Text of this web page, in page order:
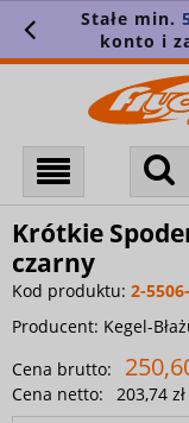
Stałe min.
konto i
Krótkie
czarny
Kod produktu: 2-
Producent: Kegel-
Cena brutto:
Cena netto: 203,74 zł